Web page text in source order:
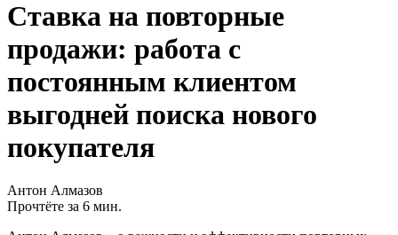
Ставка на повторные
продажи: работа с
постоянным клиентом
выгодней поиска нового
покупателя
Антон Алмазов
Прочтёте за 6 мин.